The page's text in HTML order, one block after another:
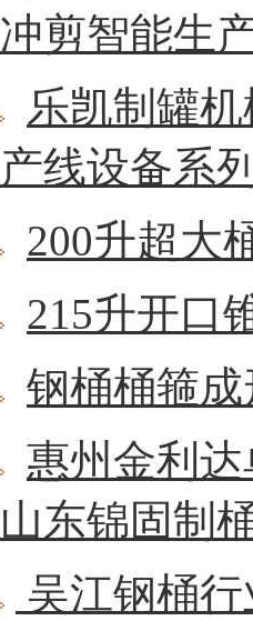
冲剪智能生
乐凯制罐
产线设备系
200升超大
215升开口
钢桶桶箍
惠州金利
山东锦固制
吴江钢桶